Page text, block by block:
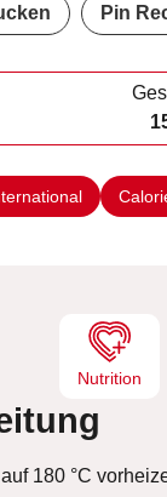
Pin
Nutrition
180 °C